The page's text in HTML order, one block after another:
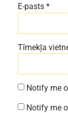
E-pasts *
Tīmekļa
Notify me
Notify me